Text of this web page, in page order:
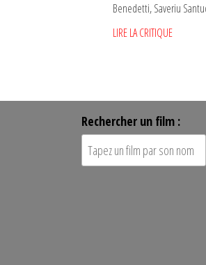
Benedetti, Saveriu
LIRE LA CRITIQUE
Rechercher un film :